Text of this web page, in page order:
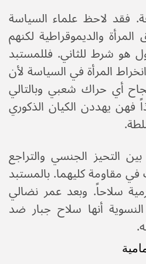
فقد لاحظ علماء السياسة
والديموقراطية لكنهم
هو شرط للثاني. فللمستبد
المرأة في السياسة لأن
أي حراك شعبي وبالتالي
فهن يهددن الكيان الذكوري
التحيز الجنسي والتراجع
مقاومة كليهما. بالمستبد
سلاحاً. وبعد عمر نضالي
أنها سلاح جبار ضد